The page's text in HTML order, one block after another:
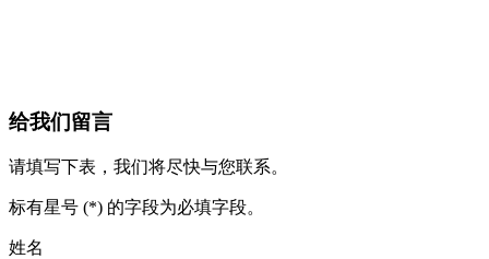
给我们留言
请填写下表，我们将尽快与您联系。
标有星号 (*) 的字段为必填字段。
姓名